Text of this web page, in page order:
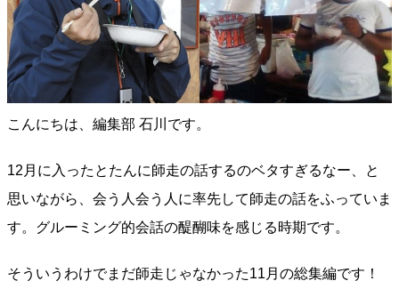
こんにちは、編集部 石川です。
12月に入ったとたんに師走の話するのベタすぎるなー、と
思いながら、会う人会う人に率先して師走の話をふっていま
す。グルーミング的会話の醍醐味を感じる時期です。
そういうわけでまだ師走じゃなかった11月の総集編です！